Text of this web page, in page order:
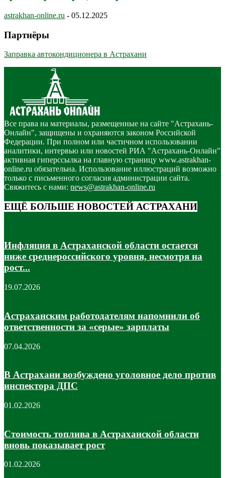
astrakhan-online.ru - 05.12.2025
Партнёры
Заправка автокондиционера в Астрахани
Все права на материалы, размещенные на сайте "Астрахань-
Онлайн", защищены и охраняются законом Российской
Федерации. При полном или частичном использовании
аналитики, интервью или новостей РИА "Астрахань-Онлайн"
активная гиперссылка на главную страницу www.astrakhan-
online.ru обязательна. Использование иллюстраций возможно
только с письменного согласия администрации сайта.
Свяжитесь с нами: news@astrakhan-online.ru
ЕЩЁ БОЛЬШЕ НОВОСТЕЙ АСТРАХАНИ
Инфляция в Астраханской области остается
ниже среднероссийского уровня, несмотря на
рост...
19.07.2026
Астраханским работодателям напомнили об
ответственности за «серые» зарплаты
07.04.2026
В Астрахани возбуждено уголовное дело против
инспектора ДПС
01.02.2026
Стоимость топлива в Астраханской области
вновь показывает рост
01.02.2026